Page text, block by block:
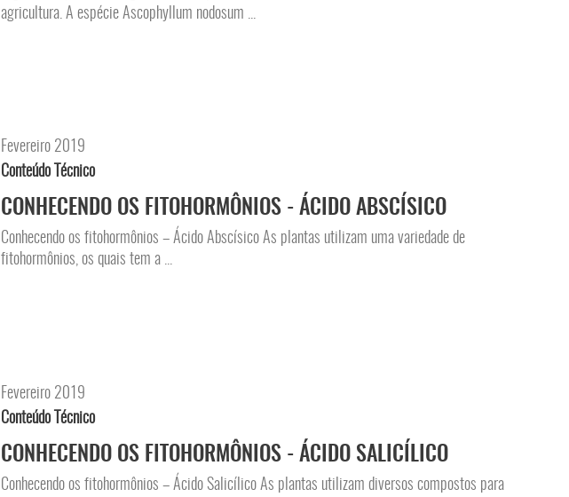
agricultura. A espécie Ascophyllum nodosum ...
Fevereiro 2019
Conteúdo Técnico
CONHECENDO OS FITOHORMÔNIOS - ÁCIDO ABSCÍSICO
Conhecendo os fitohormônios – Ácido Abscísico As plantas utilizam uma variedade de
fitohormônios, os quais tem a ...
Fevereiro 2019
Conteúdo Técnico
CONHECENDO OS FITOHORMÔNIOS - ÁCIDO SALICÍLICO
Conhecendo os fitohormônios – Ácido Salicílico As plantas utilizam diversos compostos para